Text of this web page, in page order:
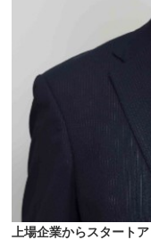
上場企業からスタート